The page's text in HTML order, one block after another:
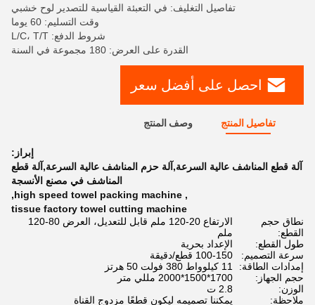
تفاصيل التغليف: في التعبئة القياسية للتصدير لوح خشبي
وقت التسليم: 60 يوما
شروط الدفع: L/C، T/T
القدرة على العرض: 180 مجموعة في السنة
احصل على أفضل سعر
تفاصيل المنتج وصف المنتج
إبراز:
آلة قطع المناشف عالية السرعة,آلة حزم المناشف عالية السرعة,آلة قطع
المناشف في مصنع الأنسجة
,
high speed towel packing machine
,
tissue factory towel cutting machine
نطاق حجم
القطع:
الارتفاع 20-120 ملم قابل للتعديل، العرض 80-120
ملم
طول القطع:
الإعداد بحرية
سرعة التصميم:
100-150 قطع/دقيقة
إمدادات الطاقة:
11 كيلوواط 380 فولت 50 هرتز
حجم الجهاز:
1700*1500*2000 مللي متر
الوزن:
2.8 ت
ملاحظة:
يمكننا تصميمه ليكون قطعًا مزدوج القناة